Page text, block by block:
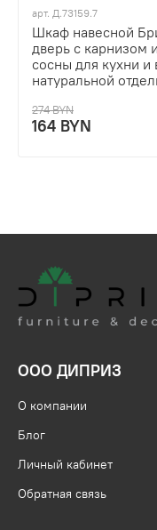
арт. Д.73159.7
Шкаф навесной
дверь с карнизом
сосны для кухни и
натуральной
274 BYN
164 BYN
ООО ДИПРИЗ
О компании
Блог
Личный кабинет
Обратная связь